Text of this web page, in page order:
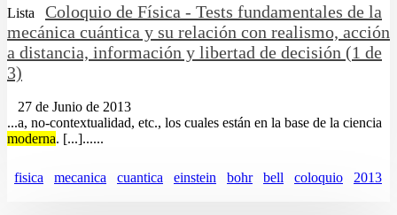
Lista
Coloquio de Física - Tests fundamentales de la
mecánica cuántica y su relación con realismo, acción
a distancia, información y libertad de decisión (1 de
3)
27 de Junio de 2013
...a, no-contextualidad, etc., los cuales están en la base de la ciencia
moderna. [...]......
fisica mecanica cuantica einstein bohr bell coloquio 2013